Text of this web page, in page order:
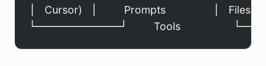
│   Cursor)   │         Prompts                │   Files)
└─────────────┘         Tools